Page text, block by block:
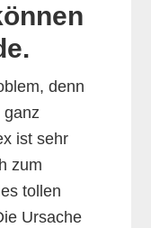
denn
ganz
ist sehr
zum
tollen
Ursache